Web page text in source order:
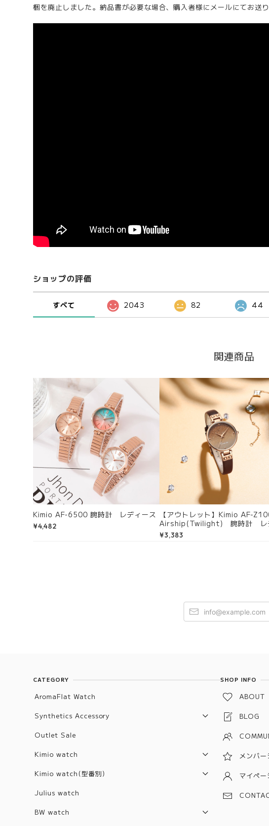
梱を廃止しました。納品書が必要な場合、購入者様にメールにてお送
ショップの評価
すべて 2043 82 44
関連商品
Kimio AF-6500 腕時計 レディース
¥4,482
【アウトレット】Kimio AF-
Airship(Twilight) 腕時計 レ
ース
¥3,383
CATEGORY
AromaFlat Watch
Synthetics Accessory
Artifact List
Outlet Sale
Kimio watch
2017年モデル
Kimio watch(型番別)
Z1001~2000
Julius watch
BW watch
SHOP INFO
ABOUT
BLOG
メンバー
マイペー